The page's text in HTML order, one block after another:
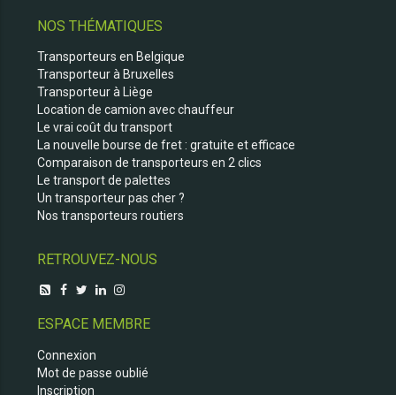
NOS THÉMATIQUES
Transporteurs en Belgique
Transporteur à Bruxelles
Transporteur à Liège
Location de camion avec chauffeur
Le vrai coût du transport
La nouvelle bourse de fret : gratuite et efficace
Comparaison de transporteurs en 2 clics
Le transport de palettes
Un transporteur pas cher ?
Nos transporteurs routiers
RETROUVEZ-NOUS
ESPACE MEMBRE
Connexion
Mot de passe oublié
Inscription